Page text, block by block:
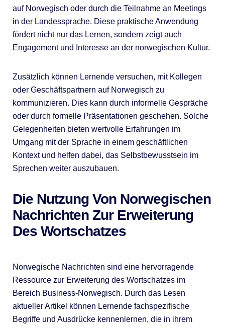
auf Norwegisch oder durch die Teilnahme an Meetings
in der Landessprache. Diese praktische Anwendung
fördert nicht nur das Lernen, sondern zeigt auch
Engagement und Interesse an der norwegischen Kultur.
Zusätzlich können Lernende versuchen, mit Kollegen
oder Geschäftspartnern auf Norwegisch zu
kommunizieren. Dies kann durch informelle Gespräche
oder durch formelle Präsentationen geschehen. Solche
Gelegenheiten bieten wertvolle Erfahrungen im
Umgang mit der Sprache in einem geschäftlichen
Kontext und helfen dabei, das Selbstbewusstsein im
Sprechen weiter auszubauen.
Die Nutzung Von Norwegischen
Nachrichten Zur Erweiterung
Des Wortschatzes
Norwegische Nachrichten sind eine hervorragende
Ressource zur Erweiterung des Wortschatzes im
Bereich Business-Norwegisch. Durch das Lesen
aktueller Artikel können Lernende fachspezifische
Begriffe und Ausdrücke kennenlernen, die in ihrem